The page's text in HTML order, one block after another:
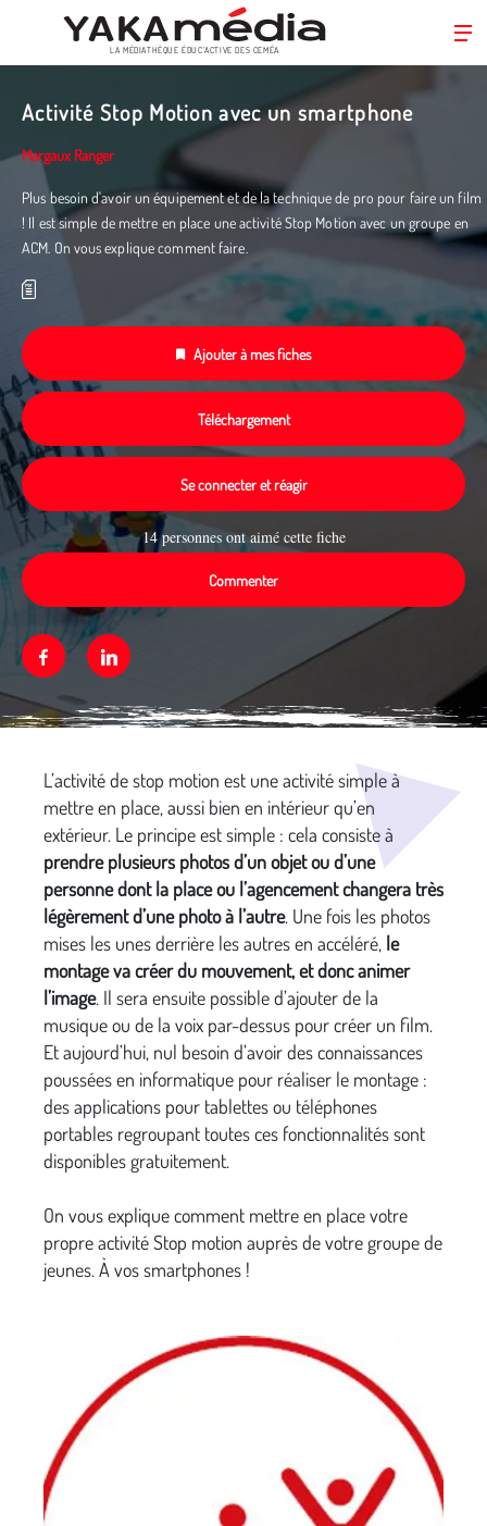
principal
LA MÉDIATHÈQUE ÉDUC’ACTIVE DES CEMÉA
Activité Stop Motion avec un smartphone
Margaux Ranger
Plus besoin d'avoir un équipement et de la technique de pro pour faire un film
! Il est simple de mettre en place une activité Stop Motion avec un groupe en
ACM. On vous explique comment faire.
Ajouter à mes fiches
Téléchargement
Se connecter et réagir
14 personnes ont aimé cette fiche
Commenter
FacebookLinkedin
Média secondaire
L’activité de stop motion est une activité simple à
mettre en place, aussi bien en intérieur qu’en
extérieur. Le principe est simple : cela consiste à
prendre plusieurs photos d’un objet ou d’une
personne dont la place ou l’agencement changera très
légèrement d’une photo à l’autre. Une fois les photos
mises les unes derrière les autres en accéléré, le
montage va créer du mouvement, et donc animer
l’image. Il sera ensuite possible d’ajouter de la
musique ou de la voix par-dessus pour créer un film.
Et aujourd’hui, nul besoin d’avoir des connaissances
poussées en informatique pour réaliser le montage :
des applications pour tablettes ou téléphones
portables regroupant toutes ces fonctionnalités sont
disponibles gratuitement.
On vous explique comment mettre en place votre
propre activité Stop motion auprès de votre groupe de
jeunes. À vos smartphones !